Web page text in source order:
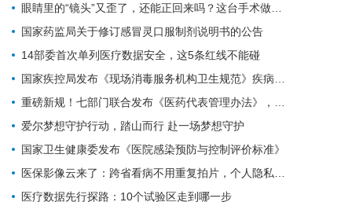
眼睛里的“镜头”又歪了，还能正回来吗？这台手术做到了
国家药监局关于修订感冒灵口服制剂说明书的公告
14部委首次单列医疗数据安全，这5条红线不能碰
国家疾控局发布《现场消毒服务机构卫生规范》疾病预防控制行业标准
重磅新规！七部门联合发布《医药代表管理办法》，8月1日起施行
爱尔梦想守护行动，踏山而行 赴一场梦想守护
国家卫生健康委发布《医院感染预防与控制评价标准》
医保影像云来了：跨省看病不用重复拍片，个人隐私也要有专业保障
医疗数据先行探路：10个试验区走到哪一步